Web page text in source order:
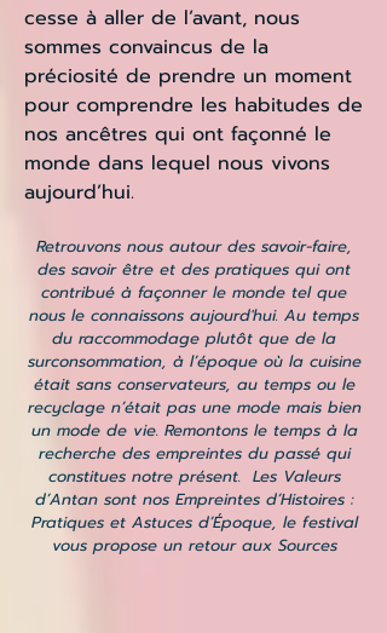
cesse à aller de l’avant, nous
sommes convaincus de la
préciosité de prendre un moment
pour comprendre les habitudes de
nos ancêtres qui ont façonné le
monde dans lequel nous vivons
aujourd’hui.
Retrouvons nous autour des savoir-faire,
des savoir être et des pratiques qui ont
contribué à façonner le monde tel que
nous le connaissons aujourd'hui. Au temps
du raccommodage plutôt que de la
surconsommation, à l’époque où la cuisine
était sans conservateurs, au temps ou le
recyclage n’était pas une mode mais bien
un mode de vie. Remontons le temps à la
recherche des empreintes du passé qui
constitues notre présent. Les Valeurs
d’Antan sont nos Empreintes d’Histoires :
Pratiques et Astuces d’Époque, le festival
vous propose un retour aux Sources